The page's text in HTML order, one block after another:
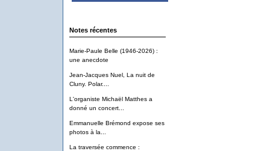
Notes récentes
Marie-Paule Belle (1946-2026) :
une anecdote
Jean-Jacques Nuel, La nuit de
Cluny. Polar....
L'organiste Michaël Matthes a
donné un concert...
Emmanuelle Brémond expose ses
photos à la...
La traversée commence :